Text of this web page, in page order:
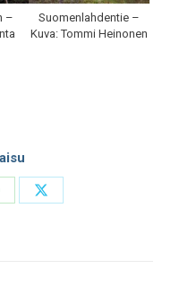
–
Suomenlahdentie –
Kuva: Tommi Heinonen
Share